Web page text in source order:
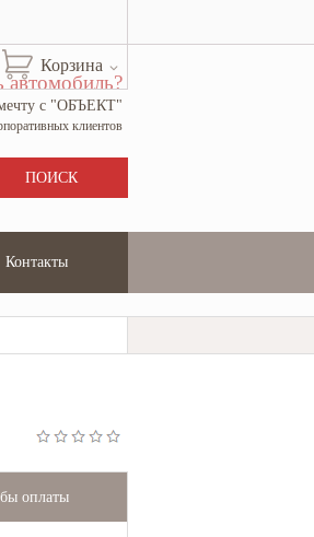
Корзина
с "ОБЪЕКТ"
клиентов
Контакты
оплаты